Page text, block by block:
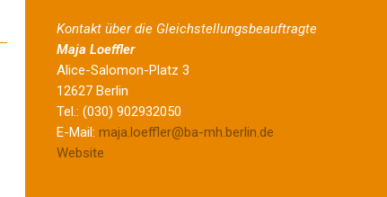
Kontakt über die Gleichstellungsbeauftragte
Maja Loeffler
Alice-Salomon-Platz 3
12627 Berlin
Tel.: (030) 902932050
E-Mail: maja.loeffler@ba-mh.berlin.de
Website